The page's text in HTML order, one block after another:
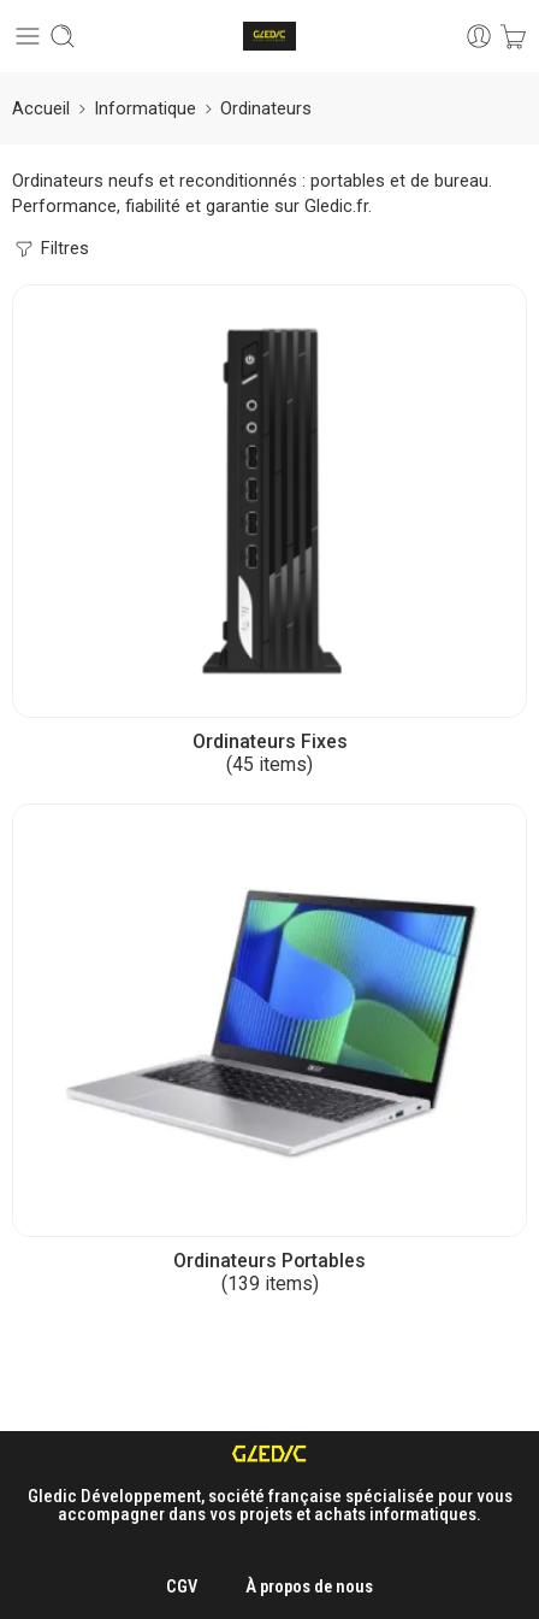
Accueil Informatique Ordinateurs
Ordinateurs neufs et reconditionnés : portables et de bureau.
Performance, fiabilité et garantie sur Gledic.fr.
Filtres
Ordinateurs Fixes
(45 items)
Ordinateurs Portables
(139 items)
Gledic Développement, société française spécialisée pour vous
accompagner dans vos projets et achats informatiques.
CGV À propos de nous